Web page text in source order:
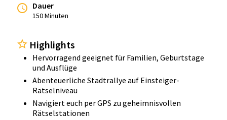
Dauer
150 Minuten
Highlights
Hervorragend geeignet für Familien, Geburtstage
und Ausflüge
Abenteuerliche Stadtrallye auf Einsteiger-
Rätselniveau
Navigiert euch per GPS zu geheimnisvollen
Rätselstationen